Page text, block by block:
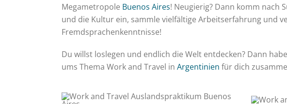
Megametropole Buenos Aires! Neugierig? Dann komm nach
und die Kultur ein, sammle vielfältige Arbeitserfahrung und
Fremdsprachenkenntnisse!
Du willst loslegen und endlich die Welt entdecken? Dann
ums Thema Work and Travel in Argentinien für dich